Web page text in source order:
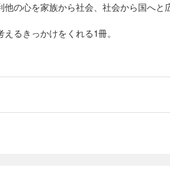
他の心を家族から社会、社会から国へと
るきっかけをくれる1冊。